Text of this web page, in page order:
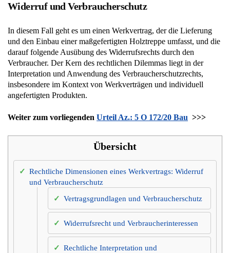
Widerruf und Verbraucherschutz
In diesem Fall geht es um einen Werkvertrag, der die Lieferung
und den Einbau einer maßgefertigten Holztreppe umfasst, und die
darauf folgende Ausübung des Widerrufsrechts durch den
Verbraucher. Der Kern des rechtlichen Dilemmas liegt in der
Interpretation und Anwendung des Verbraucherschutzrechts,
insbesondere im Kontext von Werkverträgen und individuell
angefertigten Produkten.
Weiter zum vorliegenden Urteil Az.: 5 O 172/20 Bau >>>
Übersicht
Rechtliche Dimensionen eines Werkvertrags: Widerruf
und Verbraucherschutz
Vertragsgrundlagen und Verbraucherschutz
Widerrufsrecht und Verbraucherinteressen
Rechtliche Interpretation und